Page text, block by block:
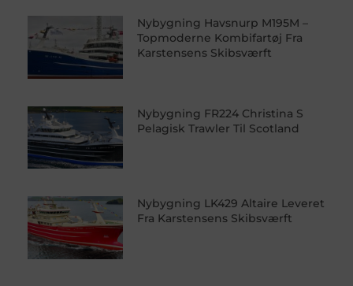
Nybygning Havsnurp M195M –
Topmoderne Kombifartøj Fra
Karstensens Skibsværft
Nybygning FR224 Christina S
Pelagisk Trawler Til Scotland
Nybygning LK429 Altaire Leveret
Fra Karstensens Skibsværft